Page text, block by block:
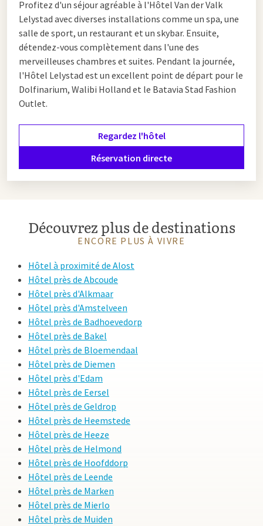
Profitez d'un séjour agréable à l'Hôtel Van der Valk
Lelystad avec diverses installations comme un spa, une
salle de sport, un restaurant et un skybar. Ensuite,
détendez-vous complètement dans l'une des
merveilleuses chambres et suites. Pendant la journée,
l'Hôtel Lelystad est un excellent point de départ pour le
Dolfinarium, Walibi Holland et le Batavia Stad Fashion
Outlet.
Regardez l'hôtel
Réservation directe
Découvrez plus de destinations
ENCORE PLUS À VIVRE
Hôtel à proximité de Alost
Hôtel près de Abcoude
Hôtel près d'Alkmaar
Hôtel près d'Amstelveen
Hôtel près de Badhoevedorp
Hôtel près de Bakel
Hôtel près de Bloemendaal
Hôtel près de Diemen
Hôtel près d'Edam
Hôtel près de Eersel
Hôtel près de Geldrop
Hôtel près de Heemstede
Hôtel près de Heeze
Hôtel près de Helmond
Hôtel près de Hoofddorp
Hôtel près de Leende
Hôtel près de Marken
Hôtel près de Mierlo
Hôtel près de Muiden